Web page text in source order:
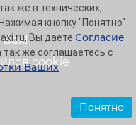
cookie
же в технических,
кнопку "Понятно"
Вы даете Согласие
же соглашаетесь с
Ваших
Понятно